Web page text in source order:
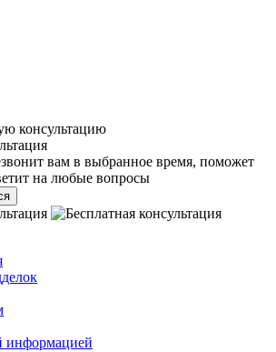
консультацию
вам в выбранное время, поможет
на любые вопросы
информацией